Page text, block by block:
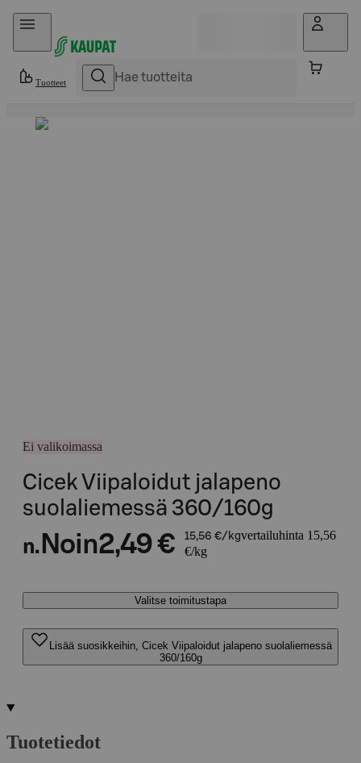
Hyppää sisältöön
Tuotteet
Ei valikoimassa
Cicek Viipaloidut jalapeno
suolaliemessä 360/160g
n. Noin2,49 € 15,56 €/kgvertailuhinta 15,56
€/kg
Valitse toimitustapa
Lisää suosikkeihin, Cicek Viipaloidut jalapeno suolaliemessä
360/160g
Tuotetiedot